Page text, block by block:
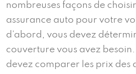
nombreuses façons de
assurance auto pour votre
d’abord, vous devez
couverture vous avez besoin.
devez comparer les prix des